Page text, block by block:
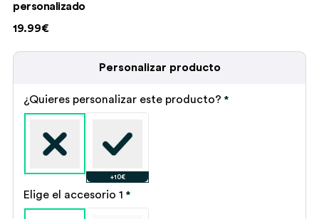
personalizado
19.99€
Personalizar producto
¿Quieres personalizar este producto? *
+10€
Elige el accesorio 1 *